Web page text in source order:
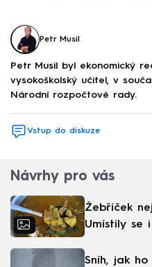
Petr Musil
Petr Musil byl ekonomický
vysokoškolský učitel, v
Národní rozpočtové rady.
Vstup do diskuze
Návrhy pro vás
Žebříček
Umístily se
Sníh, jak